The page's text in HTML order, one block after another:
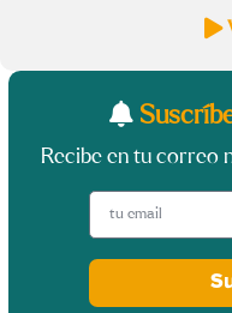
Recibe en tu correo